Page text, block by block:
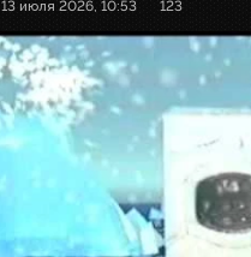
13 июля 2026, 10:53 123